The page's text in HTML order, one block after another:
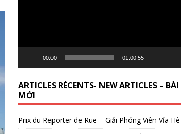
00:00 01:00:55
ARTICLES RÉCENTS- NEW ARTICLES – BÀI
MỚI
Prix du Reporter de Rue – Giải Phóng Viên Vỉa Hè